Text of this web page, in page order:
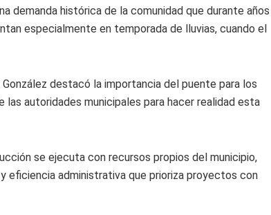
demanda histórica de la comunidad que durante años
especialmente en temporada de lluvias, cuando el
destacó la importancia del puente para los
autoridades municipales para hacer realidad esta
se ejecuta con recursos propios del municipio,
eficiencia administrativa que prioriza proyectos con